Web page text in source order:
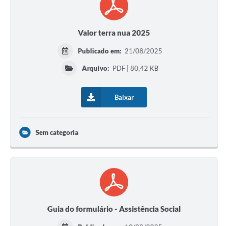
Valor terra nua 2025
Publicado em: 21/08/2025
Arquivo: PDF | 80,42 KB
Baixar
Sem categoria
Guia do formulário - Assistência Social